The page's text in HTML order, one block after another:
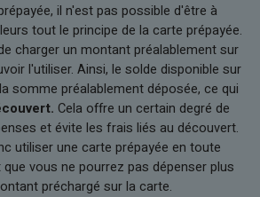
il n'est pas possible d'être à
tout le principe de la carte prépayée.
charger un montant préalablement sur
l'utiliser. Ainsi, le solde disponible sur
somme préalablement déposée, ce qui
Cela offre un certain degré de
et évite les frais liés au découvert.
utiliser une carte prépayée en toute
vous ne pourrez pas dépenser plus
préchargé sur la carte.